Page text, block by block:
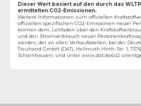
Dieser Wert basiert auf den durch das
ermittelten CO2-Emissionen.
Weitere Informationen zum offiziellen
offiziellen spezifischen CO2-Emissionen neuer
können dem‚ Leitfaden über den
und den Stromverbrauch neuer
werden, der an allen Verkaufsstellen, bei der
Treuhand GmbH (DAT), Hellmuth-Hirth-Str. 1,
Scharnhausen, und unter www.dat.de/co2